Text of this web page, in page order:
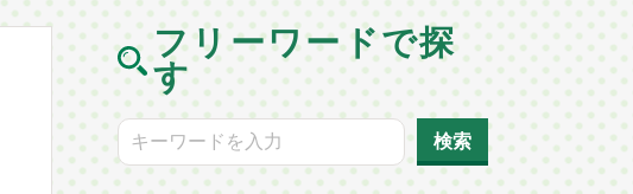
フリーワードで探
す